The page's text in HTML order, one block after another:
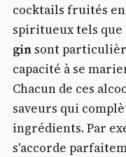
cocktails fruités
spiritueux tels
gin sont
capacité à se
Chacun de ces
saveurs qui
ingrédients. Par
s'accorde